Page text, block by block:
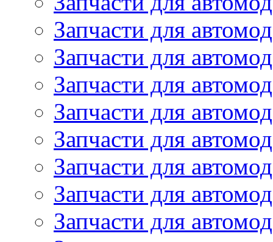
Запчасти для
Запчасти для
Запчасти для
Запчасти для
Запчасти для
Запчасти для
Запчасти для
Запчасти для